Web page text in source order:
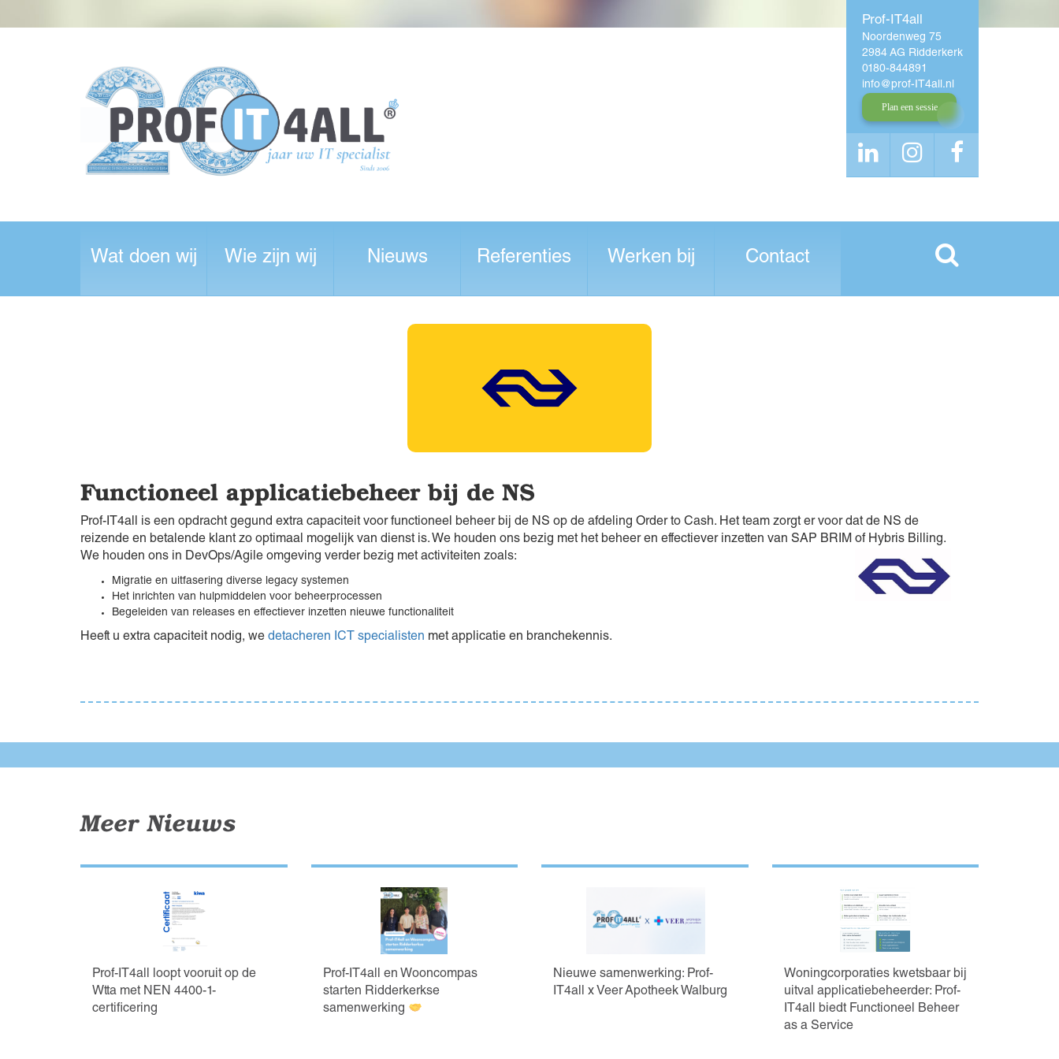
Prof-IT4all
Noordenweg 75
2984 AG Ridderkerk
0180-844891
info
prof-IT4all nl
Plan een sessie
Wat doen wij Wie zijn wij Nieuws Referenties Werken bij Contact
Functioneel applicatiebeheer bij de NS
Prof-IT4all is een opdracht gegund extra capaciteit voor functioneel beheer bij de NS op de afdeling Order to Cash. Het team zorgt er voor dat de NS de
reizende en betalende klant zo optimaal mogelijk van dienst is. We houden ons bezig met het beheer en effectiever inzetten van SAP BRIM ofHybris Billing.
We houden ons in DevOps/Agile omgeving verder bezig met activiteiten zoals:
Migratie en uitfasering diverse legacy systemen
Het inrichten van hulpmiddelen voor beheerprocessen
Begeleiden van releases en effectiever inzetten nieuwe functionaliteit
Heeft u extra capaciteit nodig, we detacheren ICT specialisten met applicatie en branchekennis.
Meer Nieuws
Prof-IT4all loopt vooruit op de
Wtta met NEN 4400-1-
certificering
Prof-IT4all en Wooncompas
starten Ridderkerkse
samenwerking
Nieuwe samenwerking: Prof-
IT4all x Veer Apotheek Walburg
Woningcorporaties kwetsbaar bij
uitval applicatiebeheerder: Prof-
IT4all biedt Functioneel Beheer
as a Service